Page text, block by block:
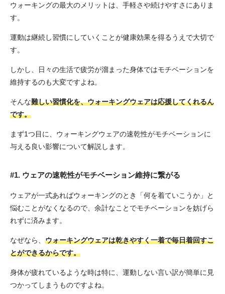
ウォーキングの最大のメリットは、手軽さや続けやすさにありま
す。
運動は継続し習慣にしていくことが健康効果を得るうえで大切で
す。
しかし、日々の生活で疲労が溜まった身体ではモチベーションを
維持するのも大変ですよね。
そんな難しい習慣化を、ウォーキングウェアは応援してくれるん
です。
まず1つ目に、ウォーキングウェアの速乾性がモチベーションに
与える良い影響について解説します。
#1. ウェアの速乾性がモチベーション維持に繋がる
ウェアが一式あればウォーキングのとき「何を着ていこうか」と
悩むことがなくなるので、余計なことでモチベーションを妨げら
れずに済みます。
なぜなら、 ウォーキングウェアは乾きやすく一着で毎日着回すこ
とができるからです。
身体が疲れているような時は特に、運動しない言い訳が簡単に見
つかってしまうものですよね。